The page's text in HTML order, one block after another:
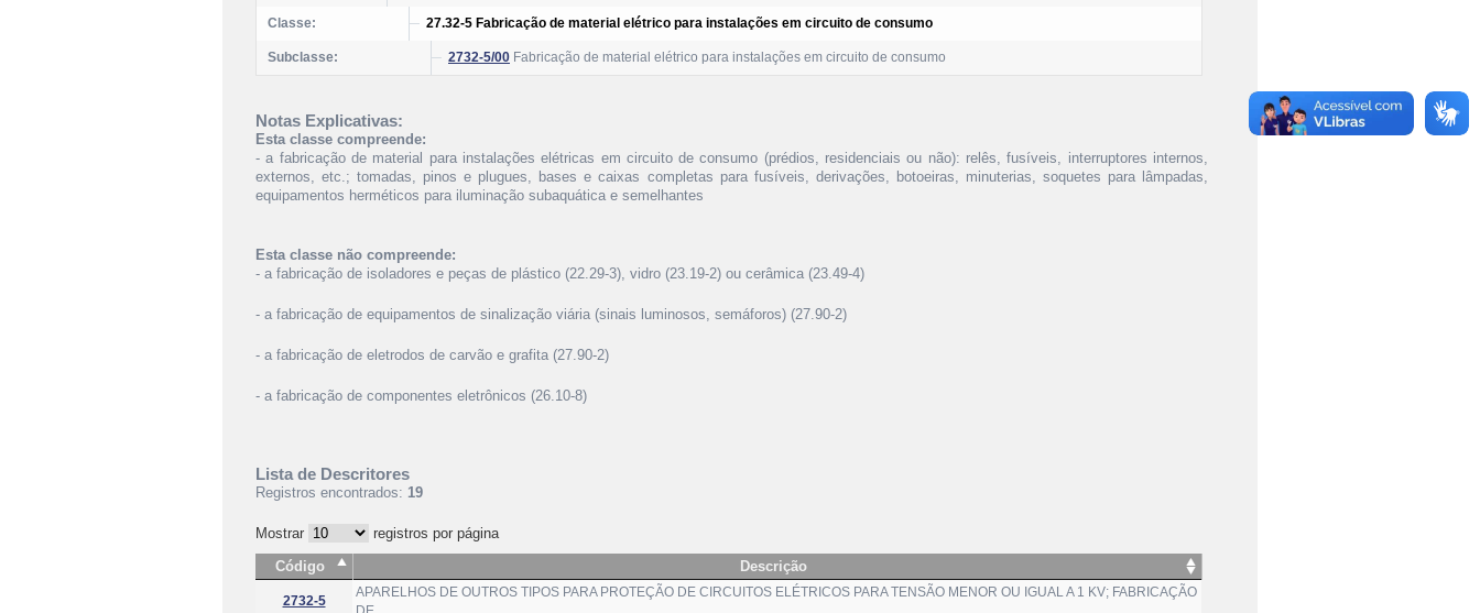
Classe: 27.32-5 Fabricação de material elétrico para instalações em circuito de consumo
Subclasse: 2732-5/00 Fabricação de material elétrico para instalações em circuito de consumo
Notas Explicativas:
Esta classe compreende:
- a fabricação de material para instalações elétricas em circuito de consumo (prédios, residenciais ou não): relês, fusíveis, interruptores internos,
externos, etc.; tomadas, pinos e plugues, bases e caixas completas para fusíveis, derivações, botoeiras, minuterias, soquetes para lâmpadas,
equipamentos herméticos para iluminação subaquática e semelhantes
Esta classe não compreende:
- a fabricação de isoladores e peças de plástico (22.29-3), vidro (23.19-2) ou cerâmica (23.49-4)
- a fabricação de equipamentos de sinalização viária (sinais luminosos, semáforos) (27.90-2)
- a fabricação de eletrodos de carvão e grafita (27.90-2)
- a fabricação de componentes eletrônicos (26.10-8)
Lista de Descritores
Registros encontrados: 19
Mostrar
registros por página
Código
Descrição
2732-5
APARELHOS DE OUTROS TIPOS PARA PROTEÇÃO DE CIRCUITOS ELÉTRICOS PARA TENSÃO MENOR OU IGUAL A 1 KV; FABRICAÇÃO